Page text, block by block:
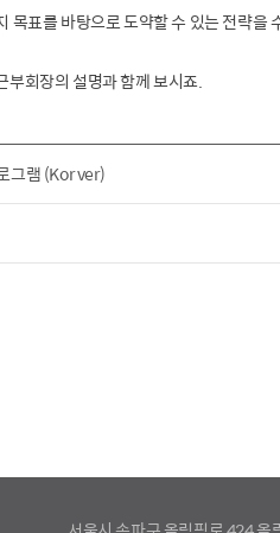
목표를 바탕으로 도약할 수 있는 전략
부회장의 설명과 함께 보시죠.
그램 (Kor ver)